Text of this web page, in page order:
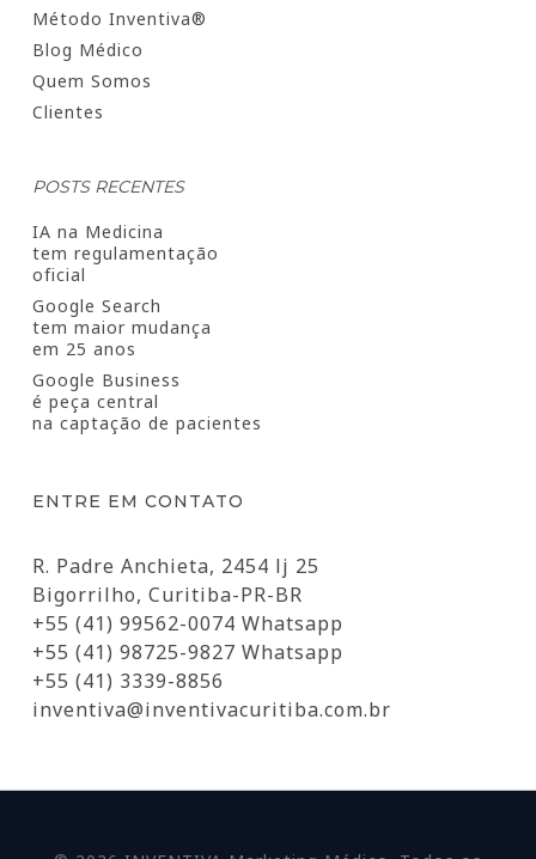
Método Inventiva®
Blog Médico
Quem Somos
Clientes
POSTS RECENTES
IA na Medicina
tem regulamentação
oficial
Google Search
tem maior mudança
em 25 anos
Google Business
é peça central
na captação de pacientes
ENTRE EM CONTATO
R. Padre Anchieta, 2454 lj 25
Bigorrilho, Curitiba-PR-BR
+55 (41) 99562-0074 Whatsapp
+55 (41) 98725-9827 Whatsapp
+55 (41) 3339-8856
inventiva@inventivacuritiba.com.br